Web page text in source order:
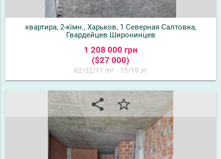
квартира, 2-кімн., Харьков, 1 Северная Салтовка,
Гвардейцев Широнинцев
1 208 000 грн
($27 000)
62/32/11 m² 15/19 эт
share star_border